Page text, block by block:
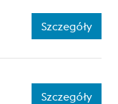
Szczegóły
Szczegóły